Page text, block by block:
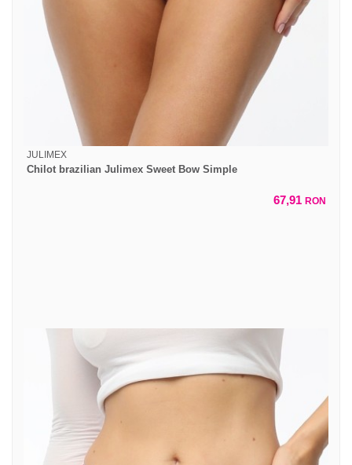
JULIMEX
Chilot brazilian Julimex Sweet Bow Simple
67,91 RON